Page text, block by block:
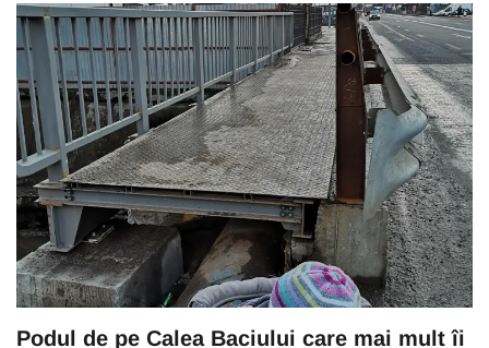
Podul de pe Calea Baciului care mai mult îi